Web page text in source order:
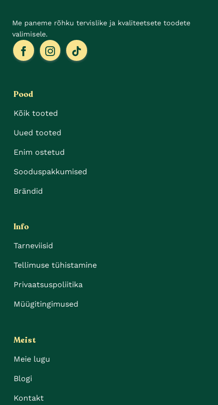
Me paneme rõhku tervislike ja kvaliteetsete toodete
valimisele.
Pood
Kõik tooted
Uued tooted
Enim ostetud
Sooduspakkumised
Brändid
Info
Tarneviisid
Tellimuse tühistamine
Privaatsuspoliitika
Müügitingimused
Meist
Meie lugu
Blogi
Kontakt